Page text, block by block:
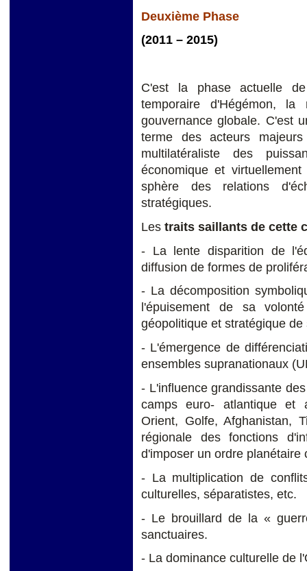
Deuxième Phase
(2011 – 2015)
C'est la phase actuelle
temporaire d'Hégémon,
gouvernance globale. C'est
terme des acteurs
multilatéraliste des
économique et
sphère des relations
stratégiques.
Les traits saillants de cette
- La lente disparition de
diffusion de formes de
- La décomposition
l'épuisement de sa
géopolitique et stratégique de
- L'émergence de
ensembles supranationaux
- L'influence grandissante
camps euro- atlantique et
Orient, Golfe, Afghanistan,
régionale des fonctions
d'imposer un ordre planétaire
- La multiplication de
culturelles, séparatistes, etc.
- Le brouillard de la «
sanctuaires.
- La dominance culturelle de